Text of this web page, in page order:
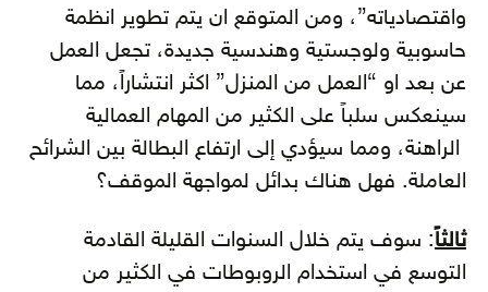
واقتصادياته”، ومن المتوقع ان يتم تطوير انظمة
حاسوبية ولوجستية وهندسية جديدة، تجعل العمل
عن بعد او “العمل من المنزل” اكثر انتشاراً، مما
سينعكس سلباً على الكثير من المهام العمالية
الراهنة، ومما سيؤدي إلى ارتفاع البطالة بين الشرائح
العاملة. فهل هناك بدائل لمواجهة الموقف؟
ثالثاً: سوف يتم خلال السنوات القليلة القادمة
التوسع في استخدام الروبوطات في الكثير من